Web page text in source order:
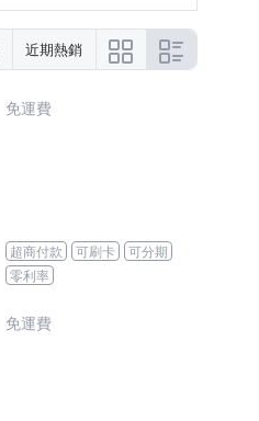
近期熱銷
免運費
超商付款 可刷卡
可分期
零利率
免運費